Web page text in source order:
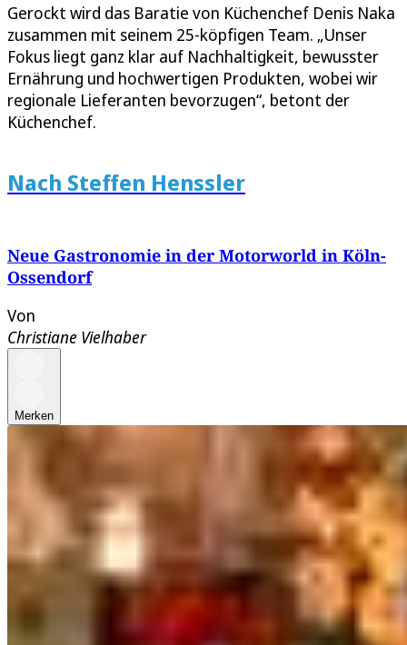
Gerockt wird das Baratie von Küchenchef Denis Naka
zusammen mit seinem 25-köpfigen Team. „Unser
Fokus liegt ganz klar auf Nachhaltigkeit, bewusster
Ernährung und hochwertigen Produkten, wobei wir
regionale Lieferanten bevorzugen“, betont der
Küchenchef.
Nach Steffen Henssler
Neue Gastronomie in der Motorworld in Köln-
Ossendorf
Von
Christiane Vielhaber
Merken